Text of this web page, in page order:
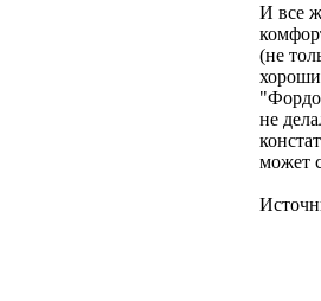
И все
(не
не
может